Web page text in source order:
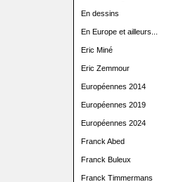
En dessins
En Europe et ailleurs...
Eric Miné
Eric Zemmour
Européennes 2014
Européennes 2019
Européennes 2024
Franck Abed
Franck Buleux
Franck Timmermans